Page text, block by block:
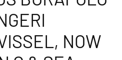
NOW